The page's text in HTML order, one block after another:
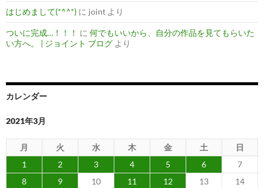
はじめまして(*^^*) に joint より
ついに完成…！！！ に 何でもいいから、自分の作品を見てもらいた
い方へ。 | ジョイント ブログ より
カレンダー
2021年3月
月 火 水 木 金 土
日
1
2 3 4 5 6
7
8
9 10 11 12 13
14